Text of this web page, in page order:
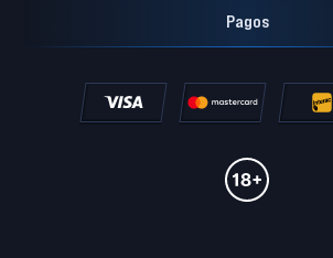
Pagos